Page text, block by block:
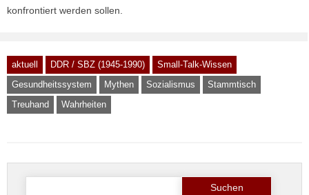
konfrontiert werden sollen.
aktuell DDR / SBZ (1945-1990)
Small-Talk-Wissen
Gesundheitssystem
Mythen Sozialismus
Stammtisch
Treuhand
Wahrheiten
Suche